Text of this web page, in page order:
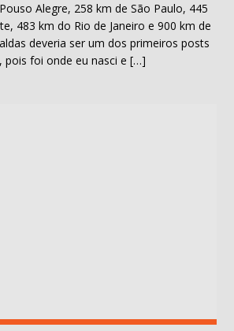
Alegre, 258 km de São Paulo, 445
483 km do Rio de Janeiro e 900 km de
deveria ser um dos primeiros posts
pois foi onde eu nasci e […]